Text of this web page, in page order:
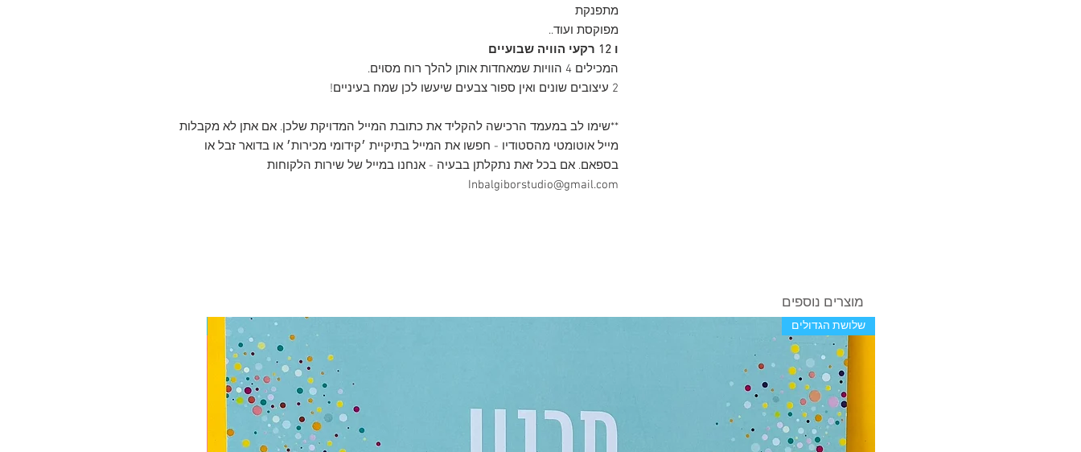
מתפנקת
מפוקסת ועוד..
ו 12 רקעי הוויה שבועיים
המכילים 4 הוויות שמאחדות אותן להלך רוח מסוים.
2 עיצובים שונים ואין ספור צבעים שיעשו לכן שמח בעיניים!
**שימו לב במעמד הרכישה להקליד את כתובת המייל המדויקת שלכן. אם אתן לא מקבלות
מייל אוטומטי מהסטודיו - חפשו את המייל בתיקיית ׳קידומי מכירות׳ או בדואר זבל או
בספאם. ​​​​​​​אם בכל זאת נתקלתן בבעיה - אנחנו במייל של שירות הלקוחות
Inbalgiborstudio@gmail.com
מוצרים נוספים
שלושת הגדולים